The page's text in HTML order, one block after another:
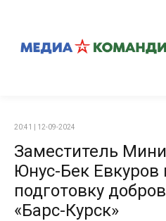
20:41 | 12-09-2024
Заместитель
Юнус-Бек Евкуров
подготовку
«Барс-Курск»